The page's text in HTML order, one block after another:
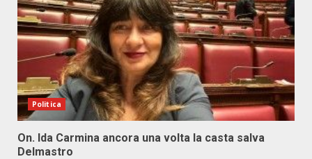
Politica
On. Ida Carmina ancora una volta la casta salva
Delmastro